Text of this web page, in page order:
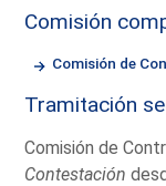
Comisión
Comisión de
Tramitación
Comisión de
Contestación